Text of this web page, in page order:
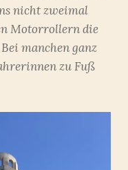
nicht zweimal
Motorrollern die
manchen ganz
zu Fuß